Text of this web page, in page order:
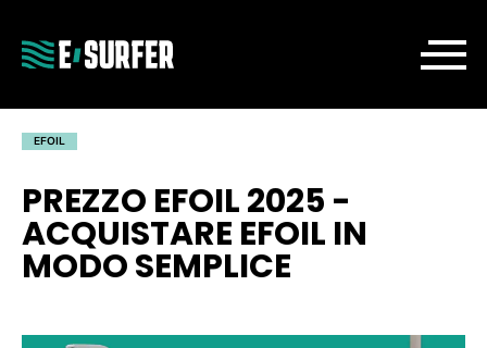
EFOIL
PREZZO EFOIL 2025 -
ACQUISTARE EFOIL IN
MODO SEMPLICE